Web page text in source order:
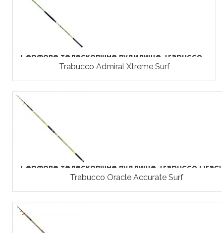
Серфове телескопічне вудилище Trabucco...
Trabucco Admiral Xtreme Surf
Серфове телескопічне вудлище Trabucco
Trabucco Oracle Accurate Surf